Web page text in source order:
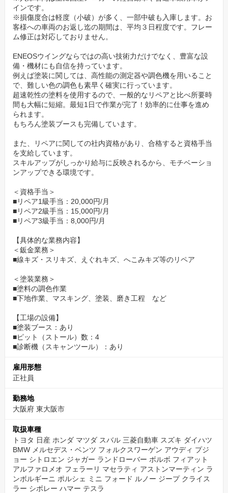
インです。
※損傷度合は軽度（小破）が多く、一部中破も入庫します。お
客様への車両のお返し迄の期間は、平均３日程度です。フレー
ム修正は対応しておりません。
ENEOSウイングならではの高い技術力だけでなく、豊富な設
備・機材にも自信を持っています。
例えば塗装に関しては、高性能の測定器や調色機を用いること
で、難しい色の調色も素早く確実に行っています。
超速乾性の塗料を使用するので、一般的なリペアと比べ所要時
間も大幅に短縮。最短1日で作業が完了！効率的に仕事を進め
られます。
もちろん塗装ブースも完備しています。
また、リペアに関しての社内資格があり、合格すると資格手当
を支給しています。
スキルアップがしっかり給与に反映されるから、モチベーショ
ンアップできる環境です。
＜資格手当＞
■リペア1級手当：20,000円/月
■リペア2級手当：15,000円/月
■リペア3級手当：8,000円/月
【具体的な業務内容】
＜鈑金業務＞
■線キズ・スリキズ、えぐれキズ、へこみキズ等のリペア
＜塗装業務＞
■塗料の調色作業
■下地作業、マスキング、塗装、磨き工程 など
【工場の設備】
■塗装ブース：あり
■ピット（ストール）数：4
■診断機（スキャンツール）：あり
雇用形態
正社員
勤務地
大阪府 東大阪市
取扱車種
トヨタ 日産 ホンダ マツダ スバル 三菱自動車 スズキ ダイハツ
BMW メルセデス・ベンツ フォルクスワーゲン アウディ プジ
ョー シトロエン ジャガー ランドローバー ボルボ フィアット
アルファロメオ フェラーリ マセラティ アストンマーティン ラ
ンボルギーニ ポルシェ ミニ フォード ルノー ジープ クライス
ラー シボレー ハマー テスラ